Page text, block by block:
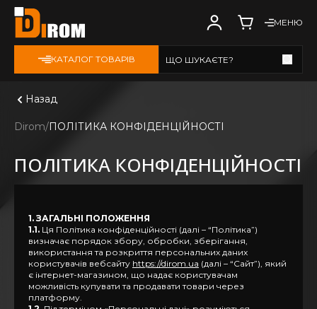
МЕНЮ
КАТАЛОГ ТОВАРІВ ЩО ШУКАЄТЕ?
Назад
Dirom ПОЛІТИКА КОНФІДЕНЦІЙНОСТІ
ПОЛІТИКА КОНФІДЕНЦІЙНОСТІ
1. ЗАГАЛЬНІ ПОЛОЖЕННЯ
1.1. Ця Політика конфіденційності (далі – “Політика”)
визначає порядок збору, обробки, зберігання,
використання та розкриття персональних даних
користувачів вебсайту https://dirom.ua (далі – “Сайт”), який
є інтернет-магазином, що надає користувачам
можливість купувати та продавати товари через
платформу.